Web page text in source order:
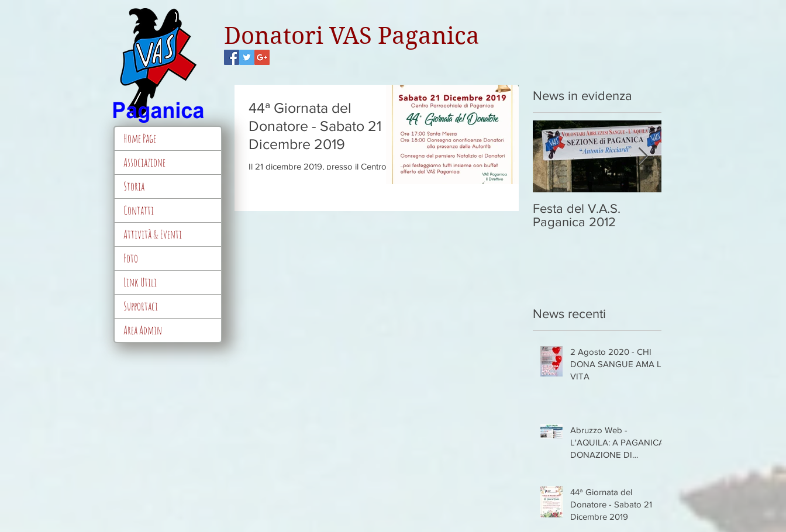
Donatori VAS Paganica
44ª Giornata del
Donatore - Sabato 21
Dicembre 2019
Il 21 dicembre 2019, presso il Centro
News in evidenza
Festa del V.A.S.
Paganica 2012
News recenti
2 Agosto 2020 - CHI
DONA SANGUE AMA LA
VITA
Abruzzo Web -
L'AQUILA: A PAGANICA
DONAZIONE DI
'CORONAVIR
44ª Giornata del
Donatore - Sabato 21
Dicembre 2019
Home Page
Associazione
Storia
Contatti
Attività & Eventi
Foto
Link Utili
Supportaci
Area Admin